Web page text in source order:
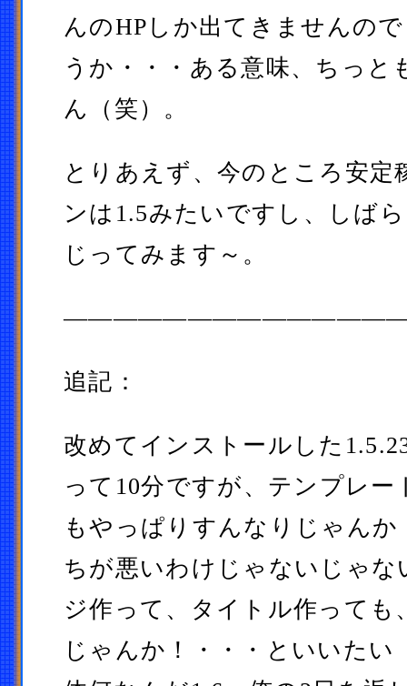
んのHPしか出てきませんの
うか・・・ある意味、ちっと
ん（笑）。
とりあえず、今のところ安定
ンは1.5みたいですし、しば
じってみます～。
追記：
改めてインストールした
って10分ですが、テンプレ
もやっぱりすんなりじゃん
ちが悪いわけじゃないじゃな
ジ作って、タイトル作っても
じゃんか！・・・といいたい